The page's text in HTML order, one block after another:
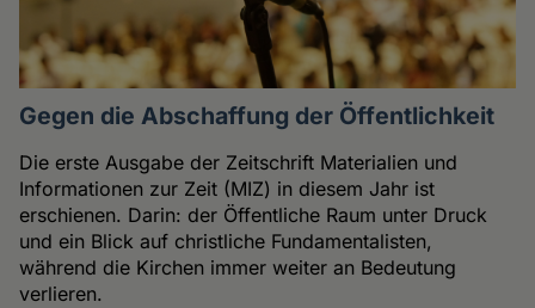
Gegen die Abschaffung der Öffentlichkeit
Die erste Ausgabe der Zeitschrift Materialien und
Informationen zur Zeit (MIZ) in diesem Jahr ist
erschienen. Darin: der Öffentliche Raum unter Druck
und ein Blick auf christliche Fundamentalisten,
während die Kirchen immer weiter an Bedeutung
verlieren.